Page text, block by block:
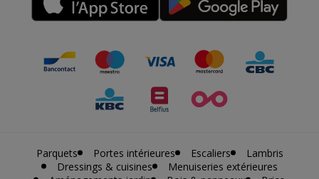
Parquets Portes intérieures Escaliers
Lambris
Dressings & cuisines
Menuiseries extérieures